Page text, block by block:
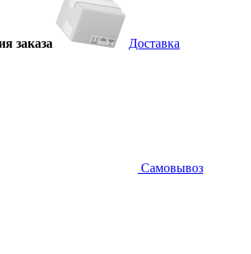
заказа Доставка
Самовывоз